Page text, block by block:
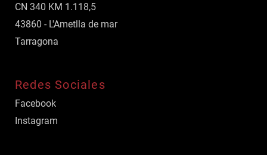
CN 340 KM 1.118,5
43860 - L'Ametlla de mar
Tarragona
Redes Sociales
Facebook
Instagram